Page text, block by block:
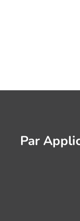
Par